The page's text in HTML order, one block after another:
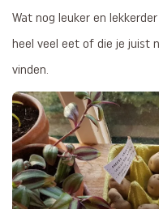
Wat nog leuker en
heel veel eet of die je juist
vinden.